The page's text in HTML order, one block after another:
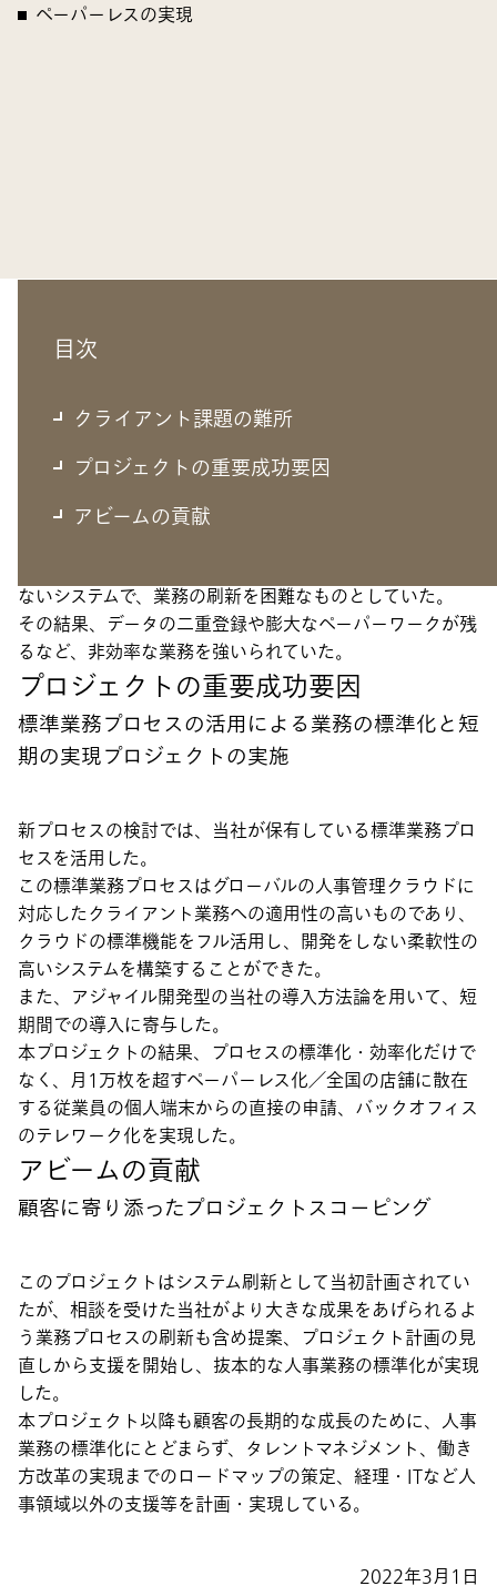
ペーパーレスの実現
目次
クライアント課題の難所
プロジェクトの重要成功要因
アビームの貢献
クライアント課題の難所
古い業務プロセスと柔軟性のないシステム
ないシステムで、業務の刷新を困難なものとしていた。
その結果、データの二重登録や膨大なペーパーワークが残
るなど、非効率な業務を強いられていた。
プロジェクトの重要成功要因
標準業務プロセスの活用による業務の標準化と短
期の実現プロジェクトの実施
新プロセスの検討では、当社が保有している標準業務プロ
セスを活用した。
この標準業務プロセスはグローバルの人事管理クラウドに
対応したクライアント業務への適用性の高いものであり、
クラウドの標準機能をフル活用し、開発をしない柔軟性の
高いシステムを構築することができた。
また、アジャイル開発型の当社の導入方法論を用いて、短
期間での導入に寄与した。
本プロジェクトの結果、プロセスの標準化・効率化だけで
なく、月1万枚を超すペーパーレス化／全国の店舗に散在
する従業員の個人端末からの直接の申請、バックオフィス
のテレワーク化を実現した。
アビームの貢献
顧客に寄り添ったプロジェクトスコーピング
このプロジェクトはシステム刷新として当初計画されてい
たが、相談を受けた当社がより大きな成果をあげられるよ
う業務プロセスの刷新も含め提案、プロジェクト計画の見
直しから支援を開始し、抜本的な人事業務の標準化が実現
した。
本プロジェクト以降も顧客の長期的な成長のために、人事
業務の標準化にとどまらず、タレントマネジメント、働き
方改革の実現までのロードマップの策定、経理・ITなど人
事領域以外の支援等を計画・実現している。
2022年3月1日